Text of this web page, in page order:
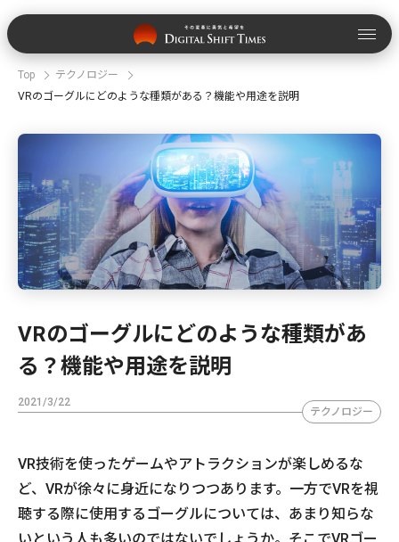
Top
テクノロジー
VRのゴーグルにどのような種類がある？機能や用途を説明
VRのゴーグルにどのような種類があ
る？機能や用途を説明
2021/3/22
テクノロジー
VR技術を使ったゲームやアトラクションが楽しめるな
ど、VRが徐々に身近になりつつあります。一方でVRを視
聴する際に使用するゴーグルについては、あまり知らな
いという人も多いのではないでしょうか。そこでVRゴー